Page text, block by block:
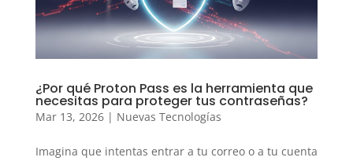
¿Por qué Proton Pass es la herramienta que
necesitas para proteger tus contraseñas?
Mar 13, 2026| Nuevas Tecnologías
Imagina que intentas entrar a tu correo o a tu cuenta